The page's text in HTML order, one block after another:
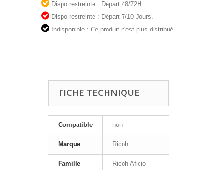
Dispo restreinte : Départ 48/72H.
Dispo restreinte : Départ 7/10 Jours.
Indisponible : Ce produit n'est plus distribué.
FICHE TECHNIQUE
Compatible non
Marque Ricoh
Famille Ricoh Aficio